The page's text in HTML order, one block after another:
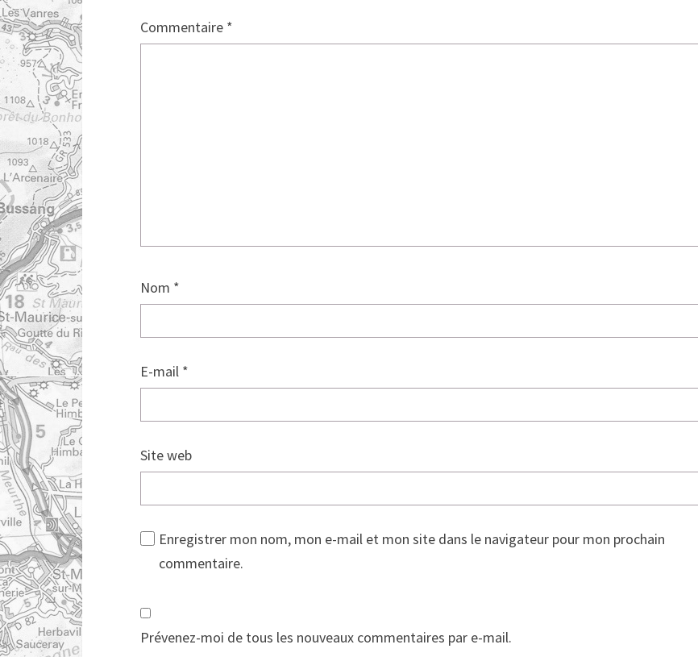
Commentaire *
Nom *
E-mail *
Site web
Enregistrer mon nom, mon e-mail et mon site dans le navigateur pour mon prochain
commentaire.
Prévenez-moi de tous les nouveaux commentaires par e-mail.